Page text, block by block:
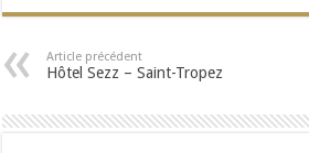
Article précédent
Hôtel Sezz – Saint-Tropez